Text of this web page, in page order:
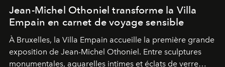
Jean-Michel Othoniel transforme la Villa
Empain en carnet de voyage sensible
À Bruxelles, la Villa Empain accueille la première grande
exposition de Jean-Michel Othoniel. Entre sculptures
monumentales, aquarelles intimes et éclats de verre